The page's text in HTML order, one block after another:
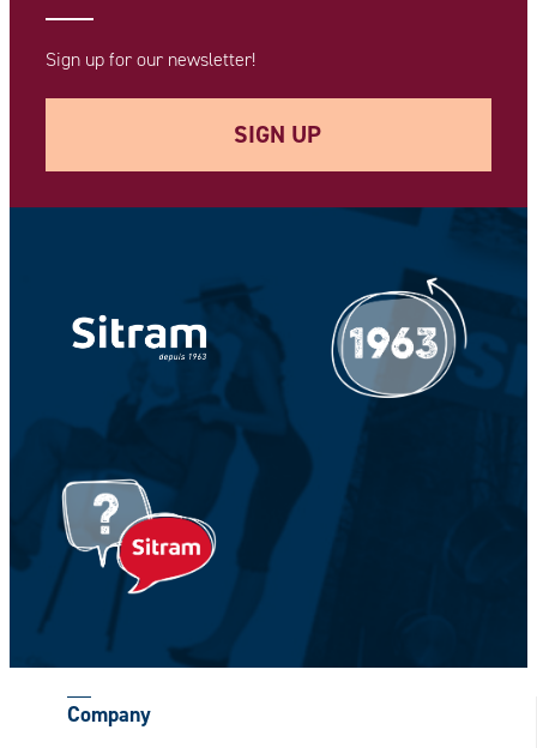
Sign up for our newsletter!
SIGN UP
Your Name *
CAPTCHA
Company